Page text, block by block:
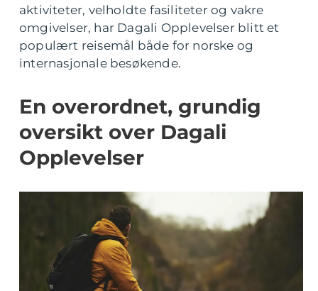
aktiviteter, velholdte fasiliteter og vakre
omgivelser, har Dagali Opplevelser blitt et
populært reisemål både for norske og
internasjonale besøkende.
En overordnet, grundig
oversikt over Dagali
Opplevelser